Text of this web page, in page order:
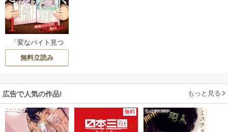
「変なバイト見つ
けた」時給××万円
の理由がヤバすぎ
版】
無料立読み
広告で人気の作品! もっと見る
無料